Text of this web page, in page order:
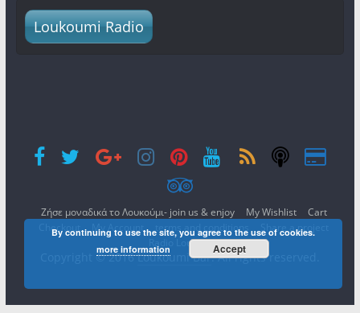
Loukoumi Radio
Ζήσε μοναδικά το Λουκούμι- join us & enjoy My Wishlist
Cart
Checkout
My Account terms and conditions
Share a project
Radio Loukoumi
Copyright © 2016Loukoumi Bar. All rights reserved.
By continuing to use the site, you agree to the use of cookies.
more information
Accept